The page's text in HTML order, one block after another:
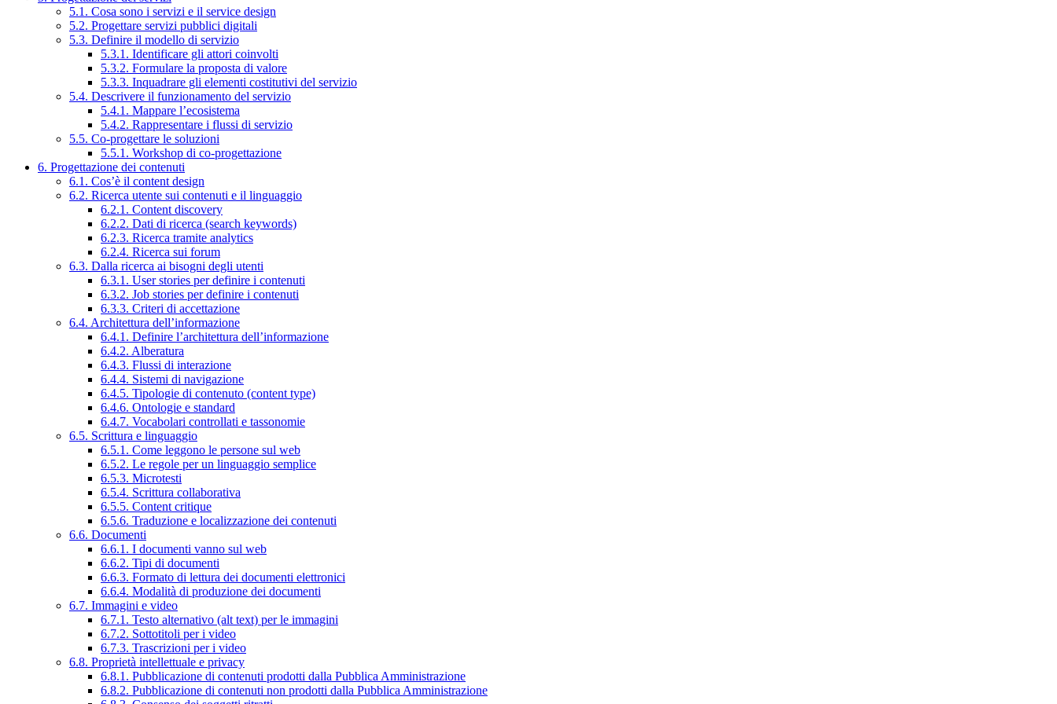
5.1. Cosa sono i servizi e il service design
5.2. Progettare servizi pubblici digitali
5.3. Definire il modello di servizio
5.3.1. Identificare gli attori coinvolti
5.3.2. Formulare la proposta di valore
5.3.3. Inquadrare gli elementi costitutivi del servizio
5.4. Descrivere il funzionamento del servizio
5.4.1. Mappare l’ecosistema
5.4.2. Rappresentare i flussi di servizio
5.5. Co-progettare le soluzioni
5.5.1. Workshop di co-progettazione
6. Progettazione dei contenuti
6.1. Cos’è il content design
6.2. Ricerca utente sui contenuti e il linguaggio
6.2.1. Content discovery
6.2.2. Dati di ricerca (search keywords)
6.2.3. Ricerca tramite analytics
6.2.4. Ricerca sui forum
6.3. Dalla ricerca ai bisogni degli utenti
6.3.1. User stories per definire i contenuti
6.3.2. Job stories per definire i contenuti
6.3.3. Criteri di accettazione
6.4. Architettura dell’informazione
6.4.1. Definire l’architettura dell’informazione
6.4.2. Alberatura
6.4.3. Flussi di interazione
6.4.4. Sistemi di navigazione
6.4.5. Tipologie di contenuto (content type)
6.4.6. Ontologie e standard
6.4.7. Vocabolari controllati e tassonomie
6.5. Scrittura e linguaggio
6.5.1. Come leggono le persone sul web
6.5.2. Le regole per un linguaggio semplice
6.5.3. Microtesti
6.5.4. Scrittura collaborativa
6.5.5. Content critique
6.5.6. Traduzione e localizzazione dei contenuti
6.6. Documenti
6.6.1. I documenti vanno sul web
6.6.2. Tipi di documenti
6.6.3. Formato di lettura dei documenti elettronici
6.6.4. Modalità di produzione dei documenti
6.7. Immagini e video
6.7.1. Testo alternativo (alt text) per le immagini
6.7.2. Sottotitoli per i video
6.7.3. Trascrizioni per i video
6.8. Proprietà intellettuale e privacy
6.8.1. Pubblicazione di contenuti prodotti dalla Pubblica Amministrazione
6.8.2. Pubblicazione di contenuti non prodotti dalla Pubblica Amministrazione